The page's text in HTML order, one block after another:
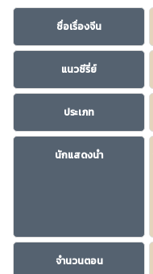
ชื่อเรื่องจีน
แนวซีรี่ย์
ประเภท
นักแสดงนำ
จำนวนตอน